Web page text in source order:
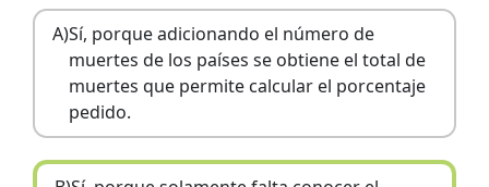
A)Sí, porque adicionando el número de
muertes de los países se obtiene el total de
muertes que permite calcular el porcentaje
pedido.